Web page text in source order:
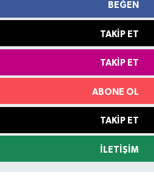
BEĞEN
TAKIP ET
TAKIP ET
ABONE OL
TAKIP ET
İLETIŞIM